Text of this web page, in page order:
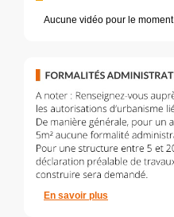
Aucune vidéo pour le moment
En savoir plus